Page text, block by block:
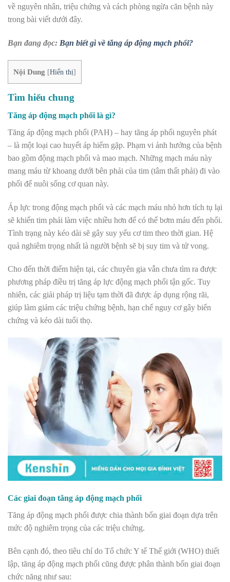
về nguyên nhân, triệu chứng và cách phòng ngừa căn bệnh này
trong bài viết dưới đây.
Bạn đang đọc: Bạn biết gì về tăng áp động mạch phổi?
Nội Dung [Hiển thị]
Tìm hiểu chung
Tăng áp động mạch phổi là gì?
Tăng áp động mạch phổi (PAH) – hay tăng áp phổi nguyên phát
– là một loại cao huyết áp hiếm gặp. Phạm vi ảnh hưởng của bệnh
bao gồm động mạch phổi và mao mạch. Những mạch máu này
mang máu từ khoang dưới bên phải của tim (tâm thất phải) đi vào
phổi để nuôi sống cơ quan này.
Áp lực trong động mạch phổi và các mạch máu nhỏ hơn tích tụ lại
sẽ khiến tim phải làm việc nhiều hơn để có thể bơm máu đến phổi.
Tình trạng này kéo dài sẽ gây suy yếu cơ tim theo thời gian. Hệ
quả nghiêm trọng nhất là người bệnh sẽ bị suy tim và tử vong.
Cho đến thời điểm hiện tại, các chuyên gia vẫn chưa tìm ra được
phương pháp điều trị tăng áp lực động mạch phổi tận gốc. Tuy
nhiên, các giải pháp trị liệu tạm thời đã được áp dụng rộng rãi,
giúp làm giảm các triệu chứng bệnh, hạn chế nguy cơ gây biến
chứng và kéo dài tuổi thọ.
Các giai đoạn tăng áp động mạch phổi
Tăng áp động mạch phổi được chia thành bốn giai đoạn dựa trên
mức độ nghiêm trọng của các triệu chứng.
Bên cạnh đó, theo tiêu chí do Tổ chức Y tế Thế giới (WHO) thiết
lập, tăng áp động mạch phổi cũng được phân thành bốn giai đoạn
chức năng như sau: